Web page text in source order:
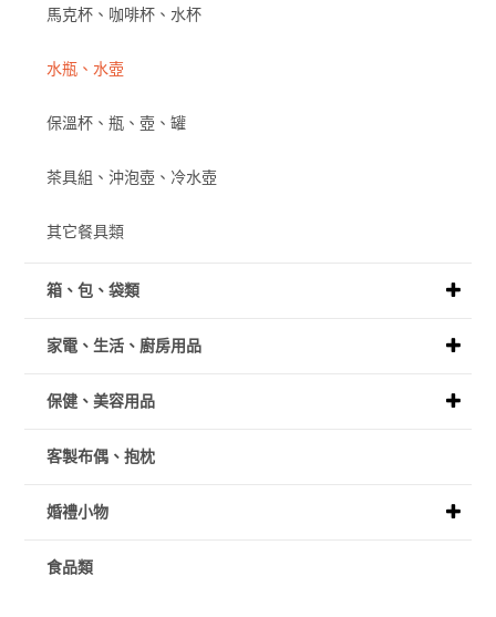
馬克杯、咖啡杯、水杯
水瓶、水壺
保溫杯、瓶、壺、罐
茶具組、沖泡壺、冷水壺
其它餐具類
箱、包、袋類
家電、生活、廚房用品
保健、美容用品
客製布偶、抱枕
婚禮小物
食品類